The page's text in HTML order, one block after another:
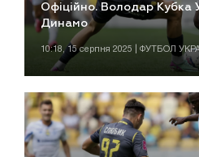
Офіційно. Володар Кубка
Динамо
10:18, 15 серпня 2025 | ФУТБОЛ